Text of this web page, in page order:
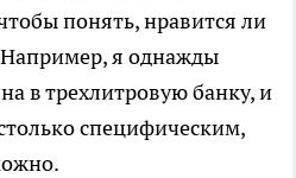
понять, нравится ли
Например, я однажды
в трехлитровую банку, и
специфическим,